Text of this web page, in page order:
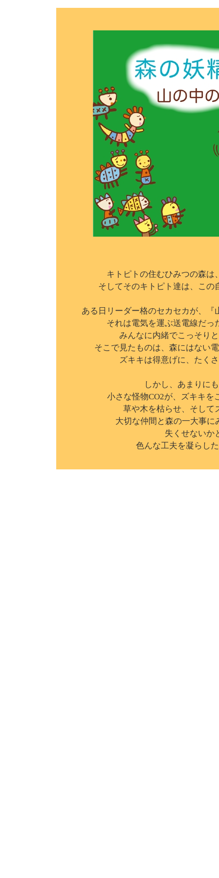
キトピトの住むひみつの森は
そしてそのキトピト達は、こ
ある日リーダー格のセカセカが、『
それは電気を運ぶ送電線だっ
みんなに内緒でこっそり
そこで見たものは、森にはない
ズキキは得意げに、 たく
しかし、あまりに
小さな怪物CO2が、
ズキキを
草や木を枯らせ、そして
大切な仲間と森の一大事に
失くせないか
色んな工夫を凝らした